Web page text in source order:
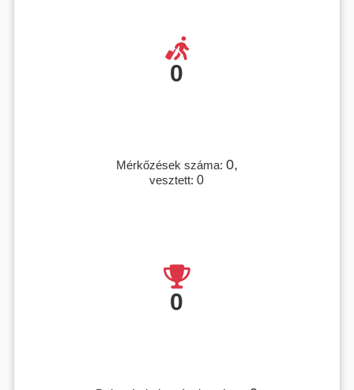
0
Mérkőzések száma: 0,
vesztett:0
0